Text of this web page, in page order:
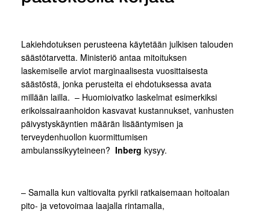
Lakiehdotuksen perusteena käytetään julkisen talouden
säästötarvetta. Ministeriö antaa mitoituksen
laskemiselle arviot marginaalisesta vuosittaisesta
säästöstä, jonka perusteita ei ehdotuksessa avata
millään lailla. – Huomioivatko laskelmat esimerkiksi
erikoissairaanhoidon kasvavat kustannukset, vanhusten
päivystyskäyntien määrän lisääntymisen ja
terveydenhuollon kuormittumisen
ambulanssikyyteineen? Inberg kysyy.
– Samalla kun valtiovalta pyrkii ratkaisemaan hoitoalan
pito- ja vetovoimaa laajalla rintamalla,